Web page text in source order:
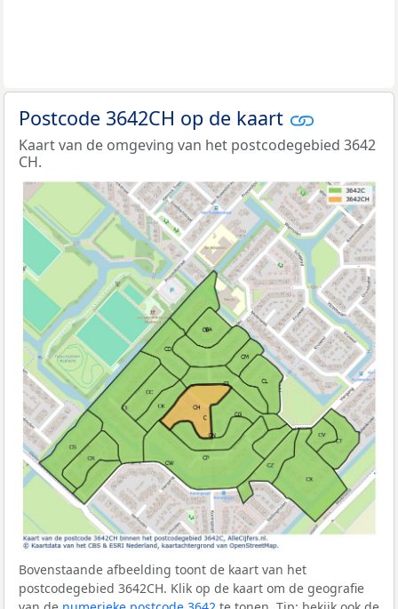
Postcode 3642CH op de kaart
Kaart van de omgeving van het postcodegebied 3642
CH.
Bovenstaande afbeelding toont de kaart van het
postcodegebied 3642CH. Klik op de kaart om de geografie